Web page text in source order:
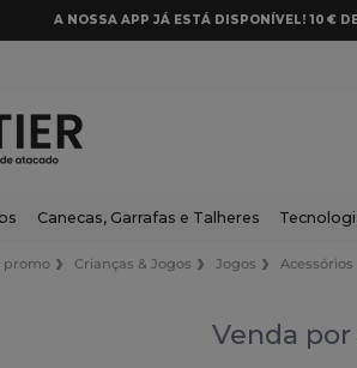
A NOSSA APP JÁ ESTÁ DISPONÍVEL! 10 €
Canecas, Garrafas e Talheres
promo Crianças & Jogos Jogos Acessórios
Venda